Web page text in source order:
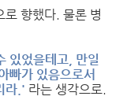
로 향했다. 물론 병
있었을테고, 만일
빠가 있음으로서
라.' 라는 생각으로.